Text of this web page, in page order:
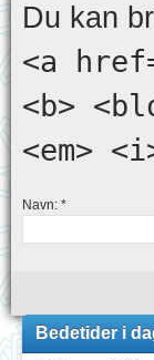
Du kan
<a
<b>
<em>
Navn: *
Bedetider i